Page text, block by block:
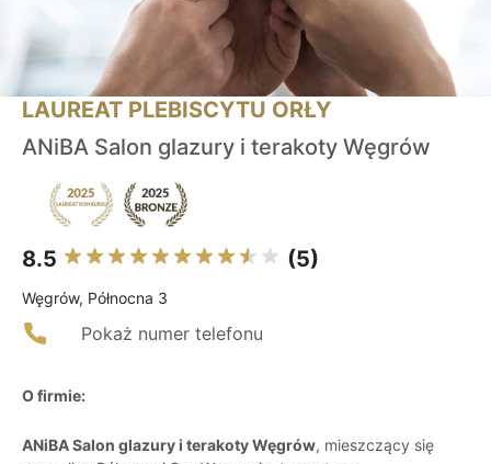
LAUREAT PLEBISCYTU ORŁY
ANiBA Salon glazury i terakoty Węgrów
8.5 (5)
Węgrów, Północna 3
Pokaż numer telefonu
O firmie:
ANiBA Salon glazury i terakoty Węgrów, mieszczący się